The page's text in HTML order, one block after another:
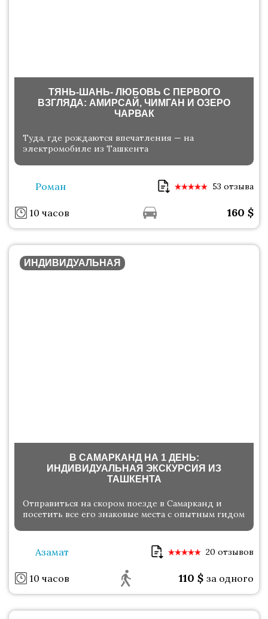
ТЯНЬ-ШАНЬ- ЛЮБОВЬ С ПЕРВОГО
ВЗГЛЯДА: АМИРСАЙ, ЧИМГАН И ОЗЕРО
ЧАРВАК
Туда, где рождаются впечатления — на
электромобиле из Ташкента
Роман 53 отзыва
10 часов 160 $
ИНДИВИДУАЛЬНАЯ
В САМАРКАНД НА 1 ДЕНЬ:
ИНДИВИДУАЛЬНАЯ ЭКСКУРСИЯ ИЗ
ТАШКЕНТА
Отправиться на скором поезде в Самарканд и
посетить все его знаковые места с опытным гидом
Азамат 20 отзывов
10 часов 110 $ за одного